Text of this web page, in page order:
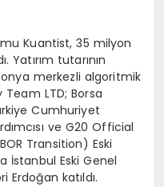
Kuantist, 35 milyon
Yatırım tutarının
merkezli algoritmik
Team LTD; Borsa
Cumhuriyet
ve G20 Official
Transition) Eski
İstanbul Eski Genel
Erdoğan katıldı.